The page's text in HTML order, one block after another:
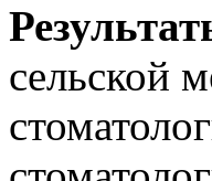
сельской